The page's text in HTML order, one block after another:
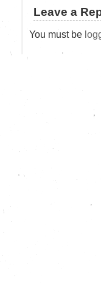
Leave a
You must be